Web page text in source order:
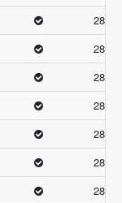
28.66
28.33
28.33
28.33
28.33
28.33
28.33